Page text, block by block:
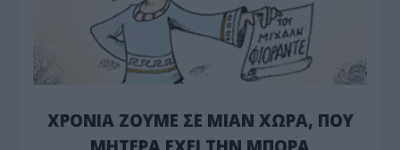
ΧΡΟΝΙΑ ΖΟΥΜΕ ΣΕ ΜΙΑΝ ΧΩΡΑ, ΠΟΥ